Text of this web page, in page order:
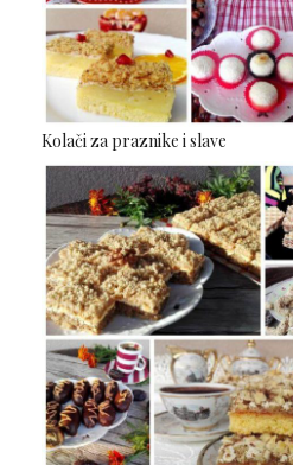
Kolači za praznike i slave